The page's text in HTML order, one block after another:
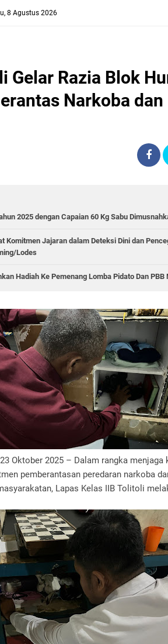
8 Agustus 2026
Gelar Razia Blok
Narkoba dan
2025 dengan Capaian 60 Kg Sabu
Komitmen Jajaran dalam Deteksi Dini dan
Lodes
Hadiah Ke Pemenang Lomba Pidato Dan PBB
Oktober 2025 – Dalam rangka menjaga
pemberantasan peredaran narkoba
Lapas Kelas IIB Tolitoli